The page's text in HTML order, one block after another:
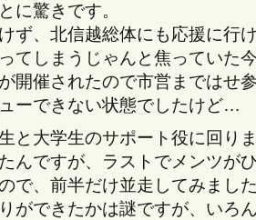
に驚きです。
ず、北信越総体にも応援に行
てしまうじゃんと焦っていた
開催されたので市営まではせ
ーできない状態でしたけど…
と大学生のサポート役に回り
んですが、ラストでメンツが
で、前半だけ並走してみまし
ができたかは謎ですが、いろ